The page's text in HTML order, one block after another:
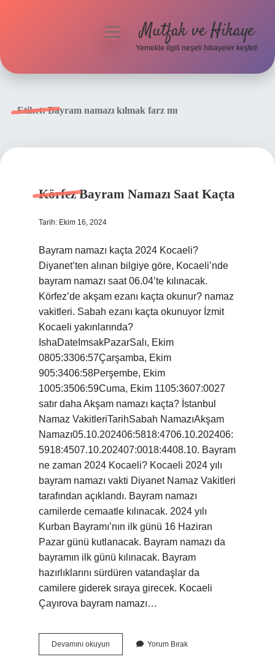
menüyüMutfak ve Hikaye
Yemekle ilgili neşeli hikayeler keşfet!
Etiket:Bayram namazı kılmak farz mı
Körfez Bayram Namazı Saat Kaçta
Tarih: Ekim 16, 2024
Bayram namazı kaçta 2024 Kocaeli?
Diyanet’ten alınan bilgiye göre, Kocaeli’nde
bayram namazı saat 06.04’te kılınacak.
Körfez’de akşam ezanı kaçta okunur? namaz
vakitleri. Sabah ezanı kaçta okunuyor İzmit
Kocaeli yakınlarında?
IshaDateImsakPazarSalı, Ekim
0805:3306:57Çarşamba, Ekim
905:3406:58Perşembe, Ekim
1005:3506:59Cuma, Ekim 1105:3607:0027
satır daha Akşam namazı kaçta? İstanbul
Namaz VakitleriTarihSabah NamazıAkşam
Namazı05.10.202406:5818:4706.10.202406:
5918:4507.10.202407:0018:4408.10. Bayram
ne zaman 2024 Kocaeli? Kocaeli 2024 yılı
bayram namazı vakti Diyanet Namaz Vakitleri
tarafından açıklandı. Bayram namazı
camilerde cemaatle kılınacak. 2024 yılı
Kurban Bayramı’nın ilk günü 16 Haziran
Pazar günü kutlanacak. Bayram namazı da
bayramın ilk günü kılınacak. Bayram
hazırlıklarını sürdüren vatandaşlar da
camilere giderek sıraya girecek. Kocaeli
Çayırova bayram namazı…
Devamını okuyun
Bayram
Yorum Bırak